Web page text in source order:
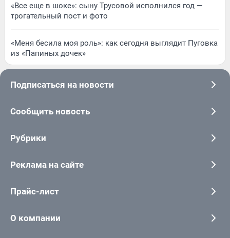
«Все еще в шоке»: сыну Трусовой исполнился год —
трогательный пост и фото
«Меня бесила моя роль»: как сегодня выглядит Пуговка
из «Папиных дочек»
Подписаться на новости
Сообщить новость
Рубрики
Реклама на сайте
Прайс-лист
О компании